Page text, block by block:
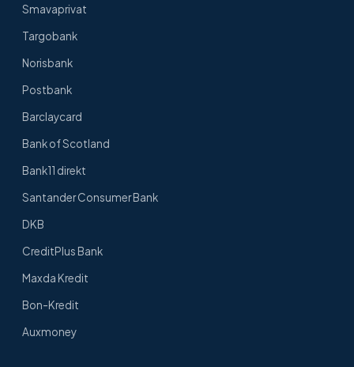
Smavaprivat
Targobank
Norisbank
Postbank
Barclaycard
Bank of Scotland
Bank11 direkt
Santander Consumer Bank
DKB
CreditPlus Bank
Maxda Kredit
Bon-Kredit
Auxmoney